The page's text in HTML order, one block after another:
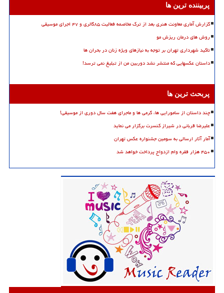
پربیننده ترین ها
گزارش آماری معاونت هنری بعد از ترک مخاصمه فعالیت ۸۵گالری و ۴۷ اجرای موسیقی
روش های درمان ریزش مو
تاکید شهرداری تهران بر توجه به نیازهای ویژه زنان در بحران ها
داستان عکسهایی که منتشر نشد دوربین من از تبلیغ نمی ترسد!
پربحث ترین ها
چند داستان از سامورایی ها، گرمی ها و ماجرای هفت سال دوری از موسیقی!
علیرضا قربانی در شیراز کنسرت برگزار می نماید
آمار آثار ارسالی به سومین جشنواره عکس تهران
۴۵۰ هزار فقره وام ازدواج پرداخت خواهد شد